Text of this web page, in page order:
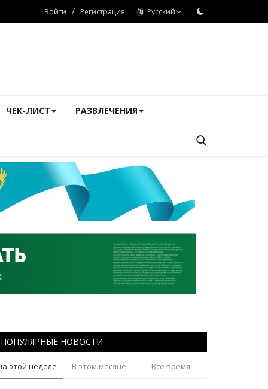
Войти / Регистрация Русский
ЧЕК-ЛИСТ РАЗВЛЕЧЕНИЯ
ПОПУЛЯРНЫЕ НОВОСТИ
этой неделе В этом месяце Все время